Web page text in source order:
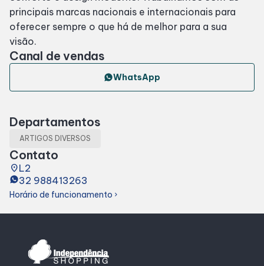
Fique Por Dentro
Lojas e Restaurantes
Lojas
Alimentação
Programa de Benefícios
principais marcas nacionais e internacionais para
oferecer sempre o que há de melhor para a sua
visão.
Canal de vendas
WhatsApp
Departamentos
ARTIGOS DIVERSOS
Contato
placeL2
32 988413263
Horário de funcionamento chevron_right